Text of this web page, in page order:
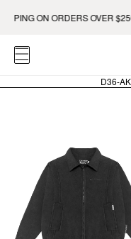
ORDERS OVER $250. FREE
D36-